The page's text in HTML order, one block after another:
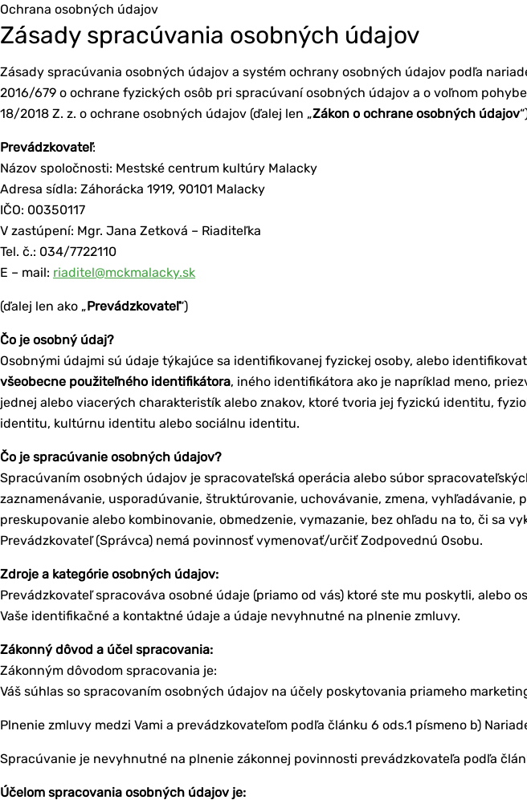
Ochrana osobných údajov
Zásady spracúvania osobných údajov
Zásady spracúvania osobných údajov a systém ochrany osobných údajov podľa
2016/679 o ochrane fyzických osôb pri spracúvaní osobných údajov a o voľnom
18/2018 Z. z. o ochrane osobných údajov (ďalej len „Zákon o ochrane osobných údajov
Prevádzkovateľ:
Názov spoločnosti: Mestské centrum kultúry Malacky
Adresa sídla: Záhorácka 1919, 90101 Malacky
IČO: 00350117
V zastúpení: Mgr. Jana Zetková – Riaditeľka
Tel. č.: 034/7722110
E – mail: riaditel@mckmalacky.sk
(ďalej len ako „Prevádzkovateľ“)
Čo je osobný údaj?
Osobnými údajmi sú údaje týkajúce sa identifikovanej fyzickej osoby, alebo
všeobecne použiteľného identifikátora, iného identifikátora ako je napríklad meno,
jednej alebo viacerých charakteristík alebo znakov, ktoré tvoria jej fyzickú identitu,
identitu, kultúrnu identitu alebo sociálnu identitu.
Čo je spracúvanie osobných údajov?
Spracúvaním osobných údajov je spracovateľská operácia alebo súbor
zaznamenávanie, usporadúvanie, štruktúrovanie, uchovávanie, zmena,
preskupovanie alebo kombinovanie, obmedzenie, vymazanie, bez ohľadu na to, či sa
Prevádzkovateľ (Správca) nemá povinnosť vymenovať/určiť Zodpovednú Osobu.
Zdroje a kategórie osobných údajov:
Prevádzkovateľ spracováva osobné údaje (priamo od vás) ktoré ste mu poskytli, alebo
Vaše identifikačné a kontaktné údaje a údaje nevyhnutné na plnenie zmluvy.
Zákonný dôvod a účel spracovania:
Zákonným dôvodom spracovania je:
Váš súhlas so spracovaním osobných údajov na účely poskytovania priameho
Plnenie zmluvy medzi Vami a prevádzkovateľom podľa článku 6 ods.1 písmeno b)
Spracúvanie je nevyhnutné na plnenie zákonnej povinnosti prevádzkovateľa podľa
Účelom spracovania osobných údajov je: